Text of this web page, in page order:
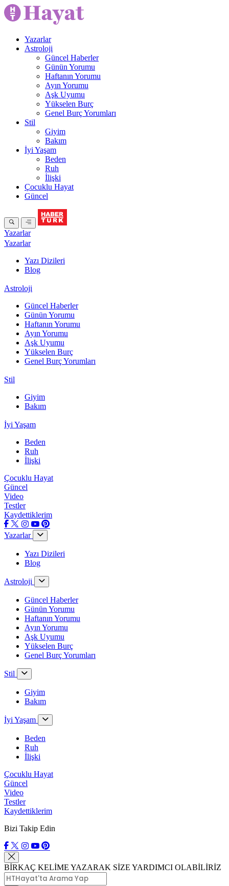
Yazarlar
Astroloji
Güncel Haberler
Günün Yorumu
Haftanın Yorumu
Ayın Yorumu
Aşk Uyumu
Yükselen Burç
Genel Burç Yorumları
Stil
Giyim
Bakım
İyi Yaşam
Beden
Ruh
İlişki
Çocuklu Hayat
Güncel
Yazarlar
Yazarlar
Yazı Dizileri
Blog
Astroloji
Güncel Haberler
Günün Yorumu
Haftanın Yorumu
Ayın Yorumu
Aşk Uyumu
Yükselen Burç
Genel Burç Yorumları
Stil
Giyim
Bakım
İyi Yaşam
Beden
Ruh
İlişki
Çocuklu Hayat
Güncel
Video
Testler
Kaydettiklerim
Yazarlar
Yazı Dizileri
Blog
Astroloji
Güncel Haberler
Günün Yorumu
Haftanın Yorumu
Ayın Yorumu
Aşk Uyumu
Yükselen Burç
Genel Burç Yorumları
Stil
Giyim
Bakım
İyi Yaşam
Beden
Ruh
İlişki
Çocuklu Hayat
Güncel
Video
Testler
Kaydettiklerim
Bizi Takip Edin
BİRKAÇ KELİME YAZARAK SİZE YARDIMCI OLABİLİRİZ